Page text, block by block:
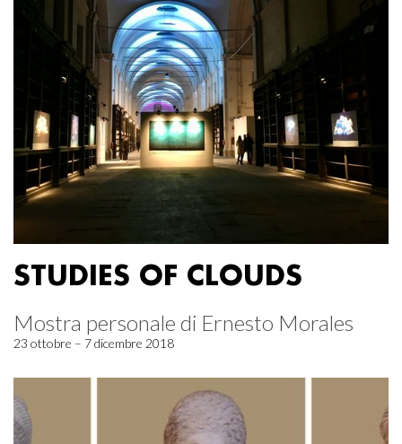
STUDIES OF CLOUDS
Mostra personale di Ernesto Morales
23 ottobre – 7 dicembre 2018